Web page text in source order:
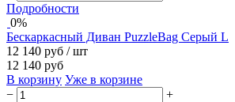
Подробности
0%
Бескаркасный Диван PuzzleBag Серый L
12 140 руб / шт
12 140 руб
В корзину Уже в корзине
−
+